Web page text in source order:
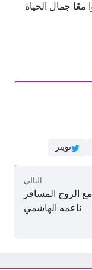
معًا جمال الحياة
تويتر
التالي
مع الزوج المسافر
ناعمه الهاشمي